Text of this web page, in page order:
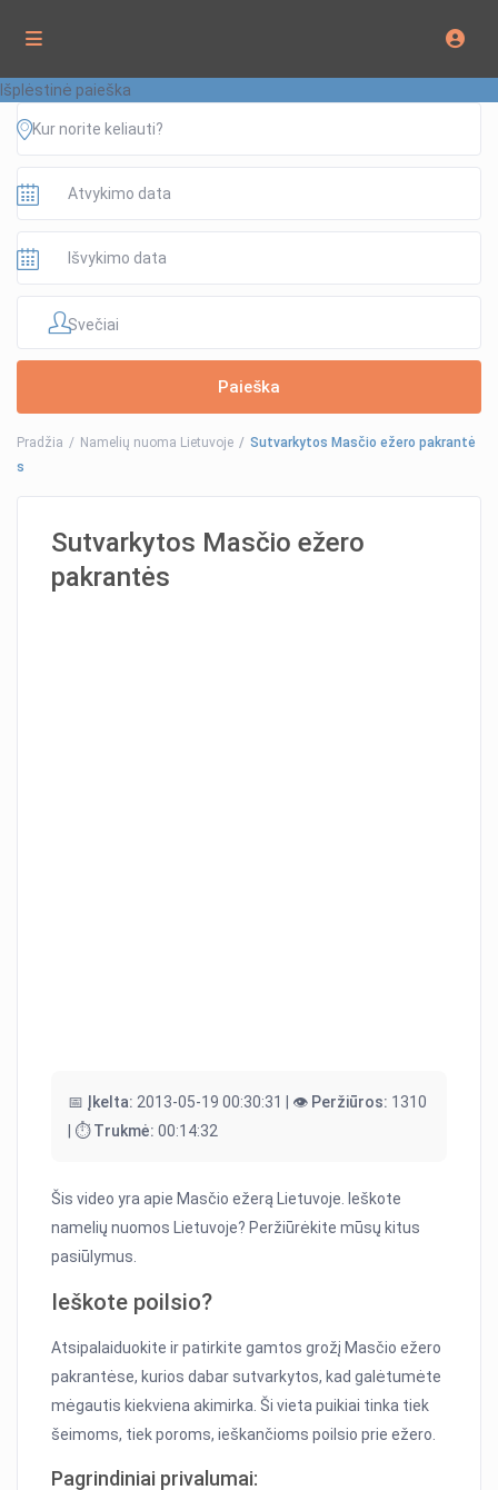
Išplėstinė paieška
Svečiai
Pradžia Namelių nuoma Lietuvoje
Sutvarkytos Masčio ežero pakrantė
s
Sutvarkytos Masčio ežero
pakrantės
📅 Įkelta: 2013-05-19 00:30:31 | 👁️ Peržiūros: 1310
⏱️ Trukmė: 00:14:32
Šis video yra apie Masčio ežerą Lietuvoje. Ieškote
namelių nuomos Lietuvoje? Peržiūrėkite mūsų kitus
pasiūlymus.
Ieškote poilsio?
Atsipalaiduokite ir patirkite gamtos grožį Masčio ežero
pakrantėse, kurios dabar sutvarkytos, kad galėtumėte
mėgautis kiekviena akimirka. Ši vieta puikiai tinka tiek
šeimoms, tiek poroms, ieškančioms poilsio prie ežero.
Pagrindiniai privalumai: